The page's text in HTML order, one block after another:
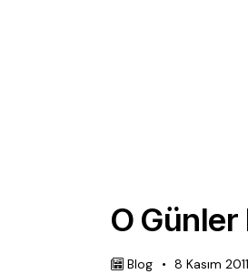
O Günler
Blog 8 Kasım 2011